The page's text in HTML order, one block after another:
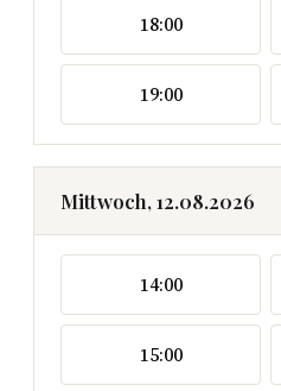
18:00
19:00
Mittwoch, 12.08.2026
14:00
15:00